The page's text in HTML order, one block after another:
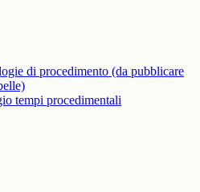
di procedimento (da pubblicare
tempi procedimentali